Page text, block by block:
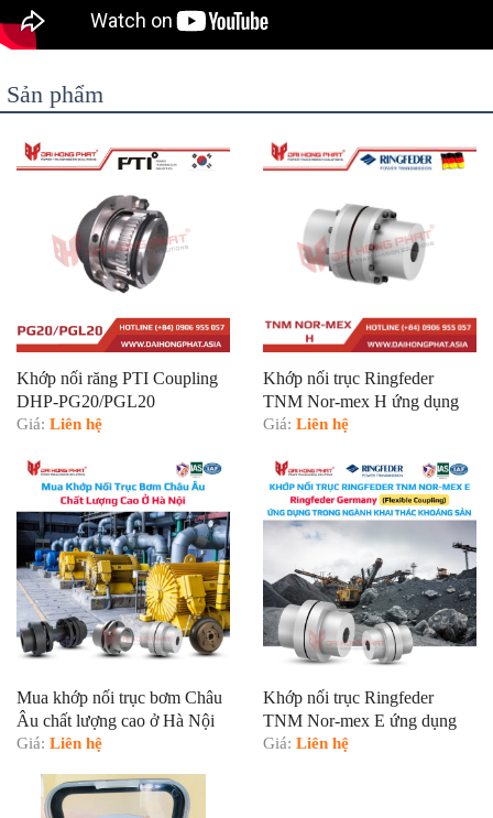
Sản phẩm
Khớp nối răng PTI Coupling
DHP-PG20/PGL20
Giá: Liên hệ
Khớp nối trục Ringfeder
TNM Nor-mex H ứng dụng
trong nhà máy bia
Giá: Liên hệ
Mua khớp nối trục bơm Châu
Âu chất lượng cao ở Hà Nội
Giá: Liên hệ
Khớp nối trục Ringfeder
TNM Nor-mex E ứng dụng
trong ngành khai thác khoáng
Giá: Liên hệ